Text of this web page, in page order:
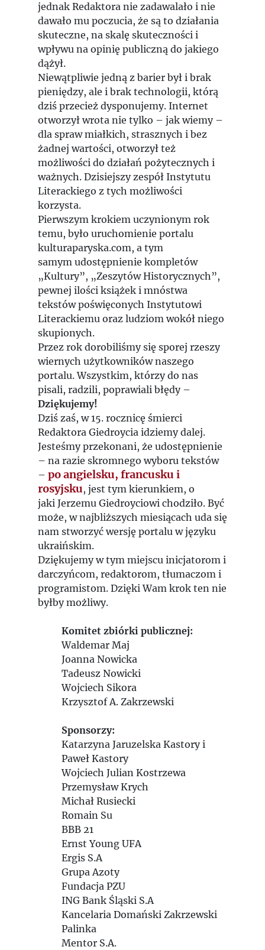
jednak Redaktora nie zadawalało i nie
dawało mu poczucia, że są to działania
skuteczne, na skalę skuteczności i
wpływu na opinię publiczną do jakiego
dążył.
Niewątpliwie jedną z barier był i brak
pieniędzy, ale i brak technologii, którą
dziś przecież dysponujemy. Internet
otworzył wrota nie tylko – jak wiemy –
dla spraw miałkich, strasznych i bez
żadnej wartości, otworzył też
możliwości do działań pożytecznych i
ważnych. Dzisiejszy zespół Instytutu
Literackiego z tych możliwości
korzysta.
Pierwszym krokiem uczynionym rok
temu, było uruchomienie portalu
kulturaparyska.com, a tym
samym udostępnienie kompletów
„Kultury”, „Zeszytów Historycznych”,
pewnej ilości książek i mnóstwa
tekstów poświęconych Instytutowi
Literackiemu oraz ludziom wokół niego
skupionych.
Przez rok dorobiliśmy się sporej rzeszy
wiernych użytkowników naszego
portalu. Wszystkim, którzy do nas
pisali, radzili, poprawiali błędy –
Dziękujemy!
Dziś zaś, w 15. rocznicę śmierci
Redaktora Giedroycia idziemy dalej.
Jesteśmy przekonani, że udostępnienie
– na razie skromnego wyboru tekstów
– po angielsku, francusku i
rosyjsku, jest tym kierunkiem, o
jaki Jerzemu Giedroyciowi chodziło. Być
może, w najbliższych miesiącach uda się
nam stworzyć wersję portalu w języku
ukraińskim.
Dziękujemy w tym miejscu inicjatorom i
darczyńcom, redaktorom, tłumaczom i
programistom. Dzięki Wam krok ten nie
byłby możliwy.
Komitet zbiórki publicznej:
Waldemar Maj
Joanna Nowicka
Tadeusz Nowicki
Wojciech Sikora
Krzysztof A. Zakrzewski
Sponsorzy:
Katarzyna Jaruzelska Kastory i
Paweł Kastory
Wojciech Julian Kostrzewa
Przemysław Krych
Michał Rusiecki
Romain Su
BBB 21
Ernst Young UFA
Ergis S.A
Grupa Azoty
Fundacja PZU
ING Bank Śląski S.A
Kancelaria Domański Zakrzewski
Palinka
Mentor S.A.